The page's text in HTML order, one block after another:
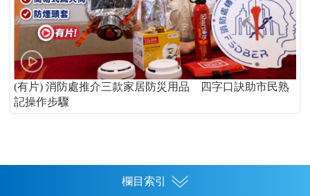
(有片) 消防處推介三款家居防災用品 四字口訣助市民熟
記操作步驟
欄目索引